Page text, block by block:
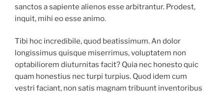
sanctos a sapiente alienos esse arbitrantur. Prodest,
inquit, mihi eo esse animo.
Tibi hoc incredibile, quod beatissimum. An dolor
longissimus quisque miserrimus, voluptatem non
optabiliorem diuturnitas facit? Quia nec honesto quic
quam honestius nec turpi turpius. Quod idem cum
vestri faciant, non satis magnam tribuunt inventoribus